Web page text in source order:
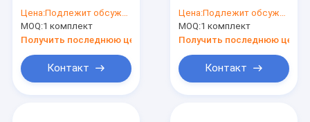
служили фланцем
клапан-бабочка для
оборудования
гидроэлектроэнергии
Цена:Подлежит обсуждению
MOQ:1 комплект
Получить последнюю цену
Контакт
клапан-бабочка для
станции
гидроэлектроэнергии
Цена:Подлежит обсуждению
MOQ:1 комплект
Получить последнюю цену
Контакт